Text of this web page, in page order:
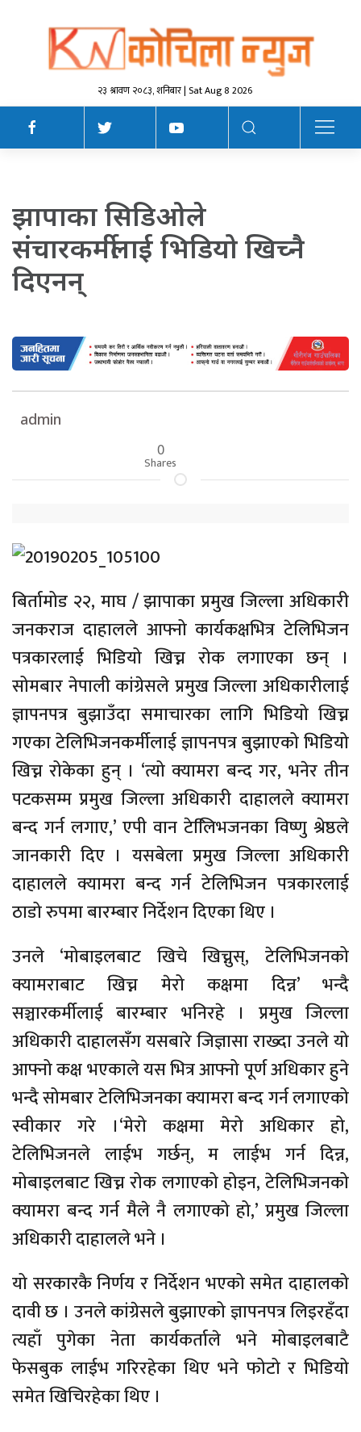
२३ श्रावण २०८३, शनिबार | Sat Aug 8 2026
झापाका सिडिओले
संचारकर्मीलाई भिडियो खिच्नै
दिएनन्
admin
0
Shares
बिर्तामोड २२, माघ / झापाका प्रमुख जिल्ला अधिकारी
जनकराज दाहालले आफ्नो कार्यकक्षभित्र टेलिभिजन
पत्रकारलाई भिडियो खिच्न रोक लगाएका छन् ।
सोमबार नेपाली कांग्रेसले प्रमुख जिल्ला अधिकारीलाई
ज्ञापनपत्र बुझाउँदा समाचारका लागि भिडियो खिच्न
गएका टेलिभिजनकर्मीलाई ज्ञापनपत्र बुझाएको भिडियो
खिच्न रोकेका हुन् । ‘त्यो क्यामरा बन्द गर, भनेर तीन
पटकसम्म प्रमुख जिल्ला अधिकारी दाहालले क्यामरा
बन्द गर्न लगाए,’ एपी वान टेलििभजनका विष्णु श्रेष्ठले
जानकारी दिए । यसबेला प्रमुख जिल्ला अधिकारी
दाहालले क्यामरा बन्द गर्न टेलिभिजन पत्रकारलाई
ठाडो रुपमा बारम्बार निर्देशन दिएका थिए ।
उनले ‘मोबाइलबाट खिचे खिच्नुस्, टेलिभिजनको
क्यामराबाट खिच्न मेरो कक्षमा दिन्न’ भन्दै
सञ्चारकर्मीलाई बारम्बार भनिरहे । प्रमुख जिल्ला
अधिकारी दाहालसँग यसबारे जिज्ञासा राख्दा उनले यो
आफ्नो कक्ष भएकाले यस भित्र आफ्नो पूर्ण अधिकार हुने
भन्दै सोमबार टेलिभिजनका क्यामरा बन्द गर्न लगाएको
स्वीकार गरे ।‘मेरो कक्षमा मेरो अधिकार हो,
टेलिभिजनले लाईभ गर्छन्, म लाईभ गर्न दिन्न,
मोबाइलबाट खिच्न रोक लगाएको होइन, टेलिभिजनको
क्यामरा बन्द गर्न मैले नै लगाएको हो,’ प्रमुख जिल्ला
अधिकारी दाहालले भने ।
यो सरकारकै निर्णय र निर्देशन भएको समेत दाहालको
दावी छ । उनले कांग्रेसले बुझाएको ज्ञापनपत्र लिइरहँदा
त्यहाँ पुगेका नेता कार्यकर्ताले भने मोबाइलबाटै
फेसबुक लाईभ गरिरहेका थिए भने फोटो र भिडियो
समेत खिचिरहेका थिए ।